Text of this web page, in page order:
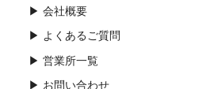
▶ 会社概要
▶ よくあるご質問
▶ 営業所一覧
▶ お問い合わせ